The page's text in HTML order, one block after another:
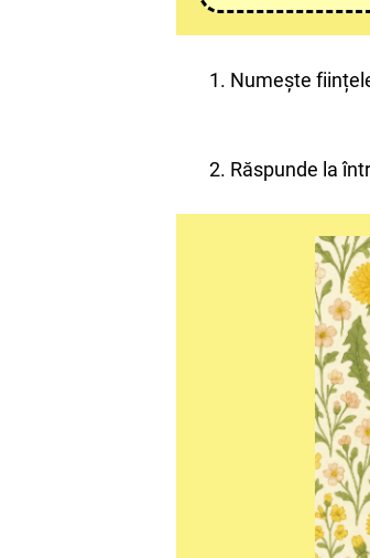
1. Numește
2. Răspunde la